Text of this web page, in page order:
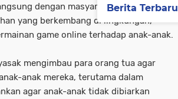
dengan masyarakat guna
yang berkembang di lingkungan,
game online terhadap anak-anak.
mengimbau para orang tua agar
anak mereka, terutama dalam
agar anak-anak tidak dibiarkan
Berita Terbaru